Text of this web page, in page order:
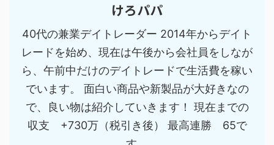
けろパパ
40代の兼業デイトレーダー 2014年からデイト
レードを始め、現在は午後から会社員をしなが
ら、午前中だけのデイトレードで生活費を稼い
でいます。 面白い商品や新製品が大好きなの
で、良い物は紹介していきます！ 現在までの
収支 +730万（税引き後） 最高連勝 65で